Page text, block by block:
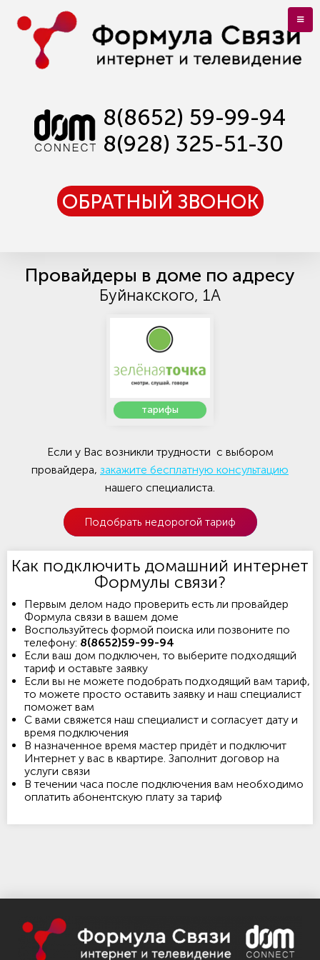
8(8652) 59-99-94
8(928) 325-51-30
ОБРАТНЫЙ ЗВОНОК
Провайдеры в доме по адресу
Буйнакского, 1А
тарифы
Если у Вас возникли трудности с выбором
провайдера, закажите бесплатную консультацию
нашего специалиста.
Подобрать недорогой тариф
Как подключить домашний интернет
Формулы связи?
Первым делом надо проверить есть ли провайдер
Формула связи в вашем доме
Воспользуйтесь формой поиска или позвоните по
телефону: 8(8652)59-99-94
Если ваш дом подключен, то выберите подходящий
тариф и оставьте заявку
Если вы не можете подобрать подходящий вам тариф,
то можете просто оставить заявку и наш специалист
поможет вам
С вами свяжется наш специалист и согласует дату и
время подключения
В назначенное время мастер придёт и подключит
Интернет у вас в квартире. Заполнит договор на
услуги связи
В течении часа после подключения вам необходимо
оплатить абонентскую плату за тариф